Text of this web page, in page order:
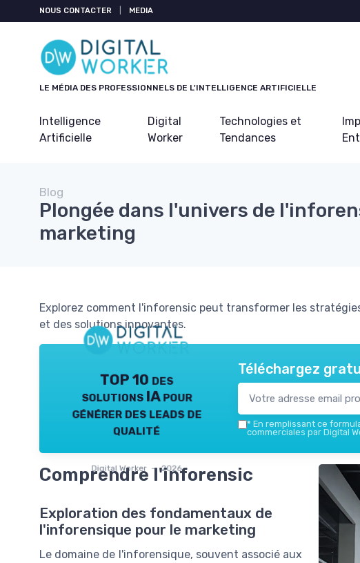
NOUS CONTACTER MEDIA
LE MÉDIA DES PROFESSIONNELS DE L'INTELLIGENCE ARTIFICIELLE
Intelligence
Artificielle
Digital
Worker
Technologies et
Tendances
Blog
Plongée dans l'univers de
marketing
Explorez comment l'inforensic peut transformer les
et des solutions innovantes.
TOP 10 des
solutions IA pour
générer des leads de
qualité
Digital Worker — 2026
Téléchargez
* En remplissant ce
commerciales par Digital
Comprendre l'inforensic
Exploration des fondamentaux de
l'inforensique pour le marketing
Le domaine de l'inforensique, souvent associé aux
Panneau de gestion des cookies